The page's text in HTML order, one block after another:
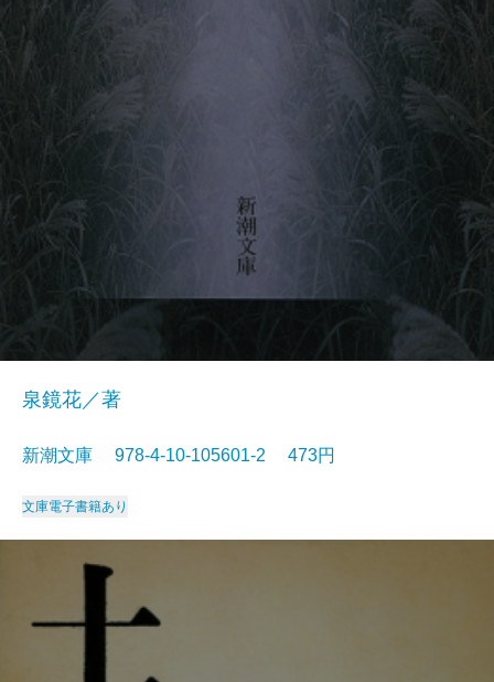
泉鏡花／著
新潮文庫 978-4-10-105601-2 473円
文庫電子書籍あり